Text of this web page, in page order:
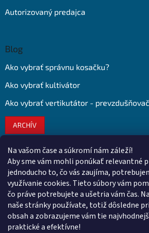
Na vašom čase a súkromí nám záleží!
Aby sme vám mohli ponúkať relevantné
jednoducho to, čo vás zaujíma,
využívanie cookies. Tieto súbory vám
čo práve potrebujete a ušetria vám čas.
naše stránky používate, totiž dôsledne
obsah a zobrazujeme vám tie
praktické a efektívne!
Autorizovaný predajca
Blog
Ako vybrať správnu kosačku?
Ako vybrať kultivátor
Ako vybrať vertikutátor -
ARCHÍV
Kontakt
obchod@ euroshopy.sk
0911 931 019
0911 931 019
Facebook Euroshopy